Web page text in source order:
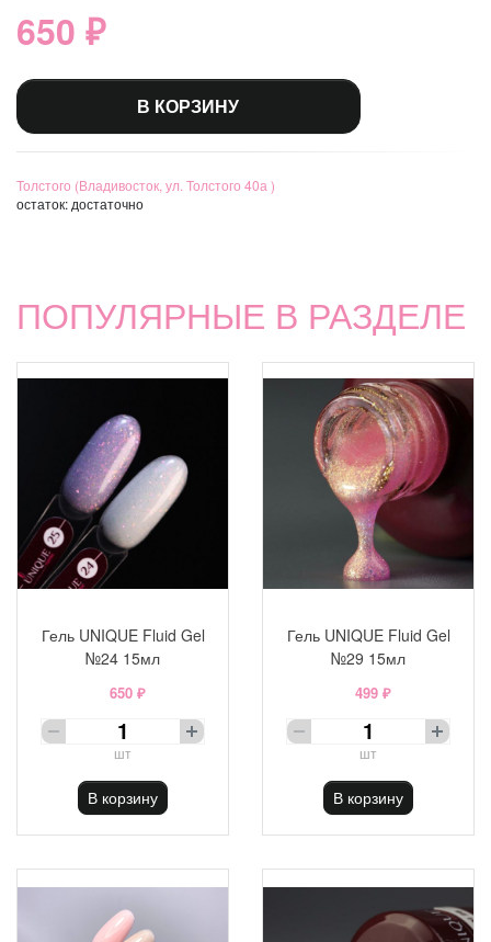
650 ₽
В КОРЗИНУ
Толстого (Владивосток, ул. Толстого 40а )
остаток: достаточно
ПОПУЛЯРНЫЕ В РАЗДЕЛЕ
Гель UNIQUE Fluid Gel
№24 15мл
650 ₽
шт
В корзину
Гель UNIQUE Fluid Gel
№29 15мл
499 ₽
шт
В корзину